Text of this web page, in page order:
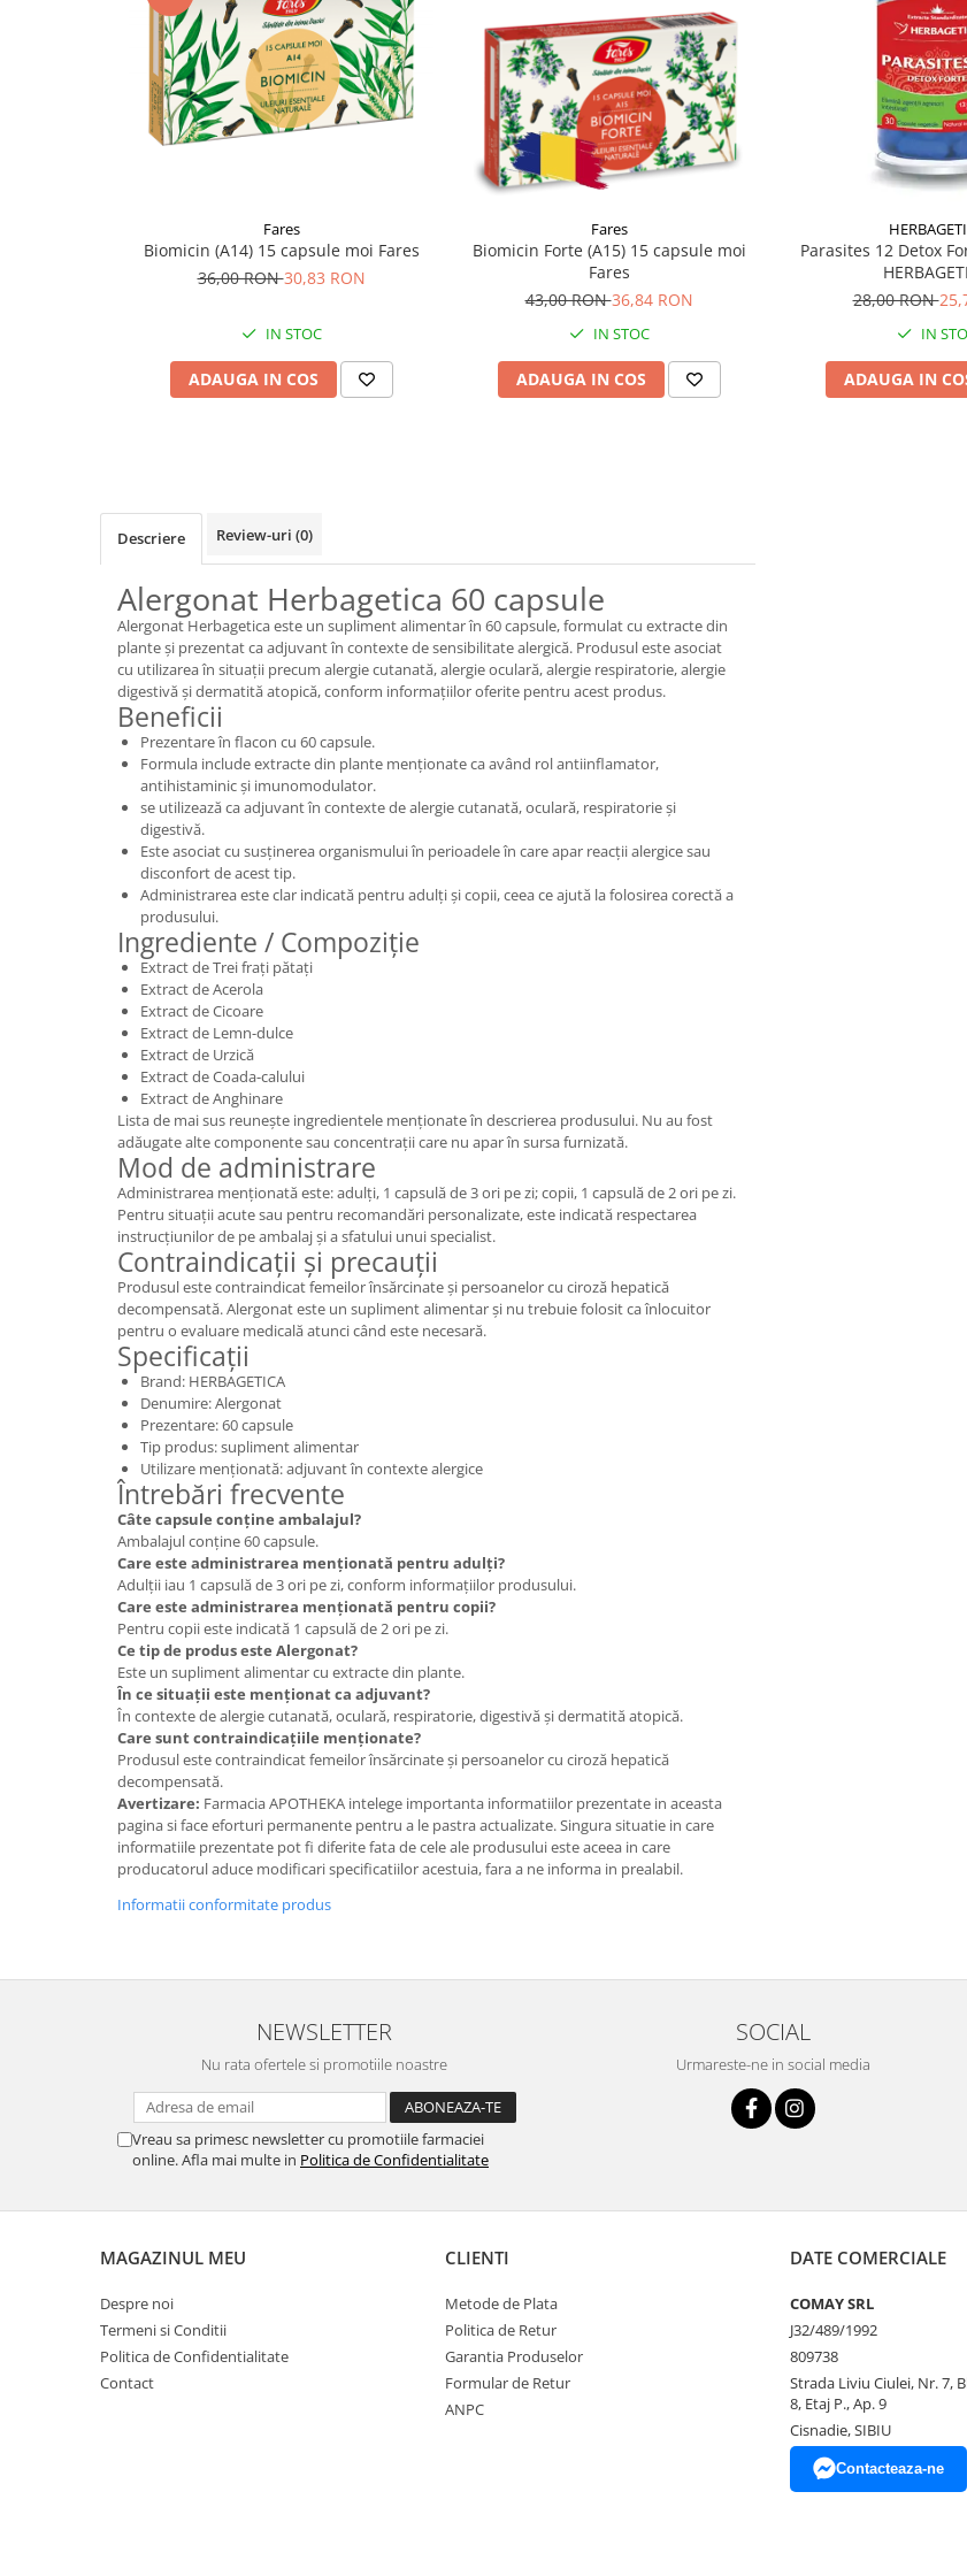
Supliment Vitamina D3
Supliment Vitamina E
Tincturi si Gemoderivate
Fares
Biomicin (A14) 15 capsule moi Fares
36,00 RON30,83 RON
IN STOC
ADAUGA IN COS
Fares
Biomicin Forte (A15) 15 capsule moi
Fares
43,00 RON36,84 RON
IN STOC
ADAUGA IN COS
Parasites 12 Detox
28,00 RON
IN
ADAUGA IN
Descriere Review-uri (0)
Alergonat Herbagetica 60 capsule
Alergonat Herbagetica este un supliment alimentar în 60 capsule, formulat cu extracte din
plante și prezentat ca adjuvant în contexte de sensibilitate alergică. Produsul este asociat
cu utilizarea în situații precum alergie cutanată, alergie oculară, alergie respiratorie, alergie
digestivă și dermatită atopică, conform informațiilor oferite pentru acest produs.
Beneficii
Prezentare în flacon cu 60 capsule.
Formula include extracte din plante menționate ca având rol antiinflamator,
antihistaminic și imunomodulator.
se utilizează ca adjuvant în contexte de alergie cutanată, oculară, respiratorie și
digestivă.
Este asociat cu susținerea organismului în perioadele în care apar reacții alergice sau
disconfort de acest tip.
Administrarea este clar indicată pentru adulți și copii, ceea ce ajută la folosirea corectă a
produsului.
Ingrediente / Compoziție
Extract de Trei frați pătați
Extract de Acerola
Extract de Cicoare
Extract de Lemn-dulce
Extract de Urzică
Extract de Coada-calului
Extract de Anghinare
Lista de mai sus reunește ingredientele menționate în descrierea produsului. Nu au fost
adăugate alte componente sau concentrații care nu apar în sursa furnizată.
Mod de administrare
Administrarea menționată este: adulți, 1 capsulă de 3 ori pe zi; copii, 1 capsulă de 2 ori pe zi.
Pentru situații acute sau pentru recomandări personalizate, este indicată respectarea
instrucțiunilor de pe ambalaj și a sfatului unui specialist.
Contraindicații și precauții
Produsul este contraindicat femeilor însărcinate și persoanelor cu ciroză hepatică
decompensată. Alergonat este un supliment alimentar și nu trebuie folosit ca înlocuitor
pentru o evaluare medicală atunci când este necesară.
Specificații
Brand: HERBAGETICA
Denumire: Alergonat
Prezentare: 60 capsule
Tip produs: supliment alimentar
Utilizare menționată: adjuvant în contexte alergice
Întrebări frecvente
Câte capsule conține ambalajul?
Ambalajul conține 60 capsule.
Care este administrarea menționată pentru adulți?
Adulții iau 1 capsulă de 3 ori pe zi, conform informațiilor produsului.
Care este administrarea menționată pentru copii?
Pentru copii este indicată 1 capsulă de 2 ori pe zi.
Ce tip de produs este Alergonat?
Este un supliment alimentar cu extracte din plante.
În ce situații este menționat ca adjuvant?
În contexte de alergie cutanată, oculară, respiratorie, digestivă și dermatită atopică.
Care sunt contraindicațiile menționate?
Produsul este contraindicat femeilor însărcinate și persoanelor cu ciroză hepatică
decompensată.
Avertizare: Farmacia APOTHEKA intelege importanta informatiilor prezentate in aceasta
pagina si face eforturi permanente pentru a le pastra actualizate. Singura situatie in care
informatiile prezentate pot fi diferite fata de cele ale produsului este aceea in care
producatorul aduce modificari specificatiilor acestuia, fara a ne informa in prealabil.
Informatii conformitate produs
NEWSLETTER
Nu rata ofertele si promotiile noastre
Vreau sa primesc newsletter cu promotiile farmaciei
online. Afla mai multe in Politica de Confidentialitate
SOCIAL
Urmareste-ne in social media
MAGAZINUL MEU
Despre noi
Termeni si Conditii
Politica de Confidentialitate
Contact
CLIENTI
Metode de Plata
Politica de Retur
Garantia Produselor
Formular de Retur
ANPC
DATE COMERCIALE
COMAY SRL
J32/489/1992
809738
Strada Liviu Ciulei, Nr. 7,
8, Etaj P., Ap. 9
Cisnadie, SIBIU
Contacteaza-ne